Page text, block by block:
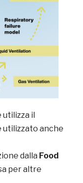
il
anche
dalla Food
per altre